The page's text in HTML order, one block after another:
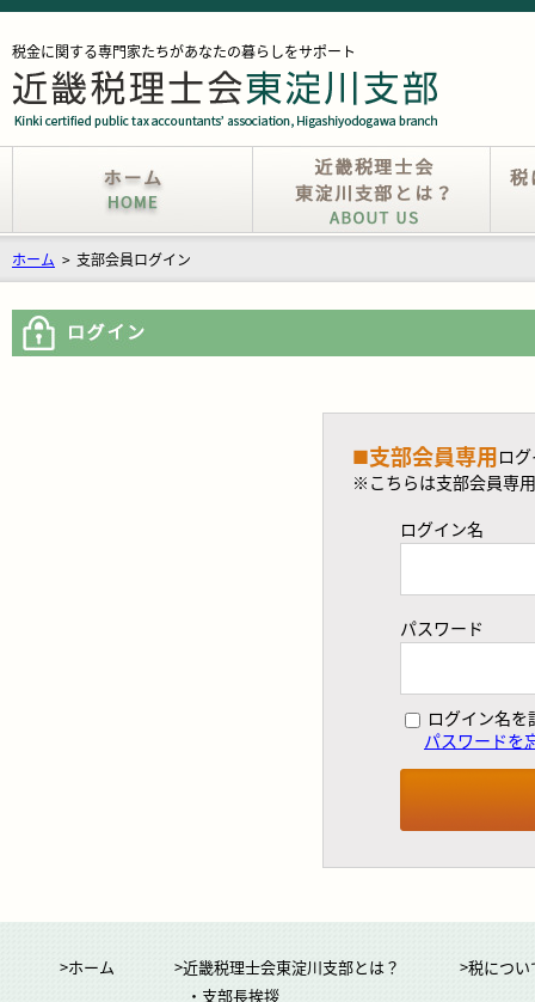
税金に関する専門家たちがあなたの暮らしをサポート
ホーム > 支部会員ログイン
■支部会員専用ロ
※こちらは支部会員専
ログイン名
パスワード
ログイン名を
パスワードを
>ホーム
>近畿税理士会東淀川支部とは？
・支部長挨拶
>税につ